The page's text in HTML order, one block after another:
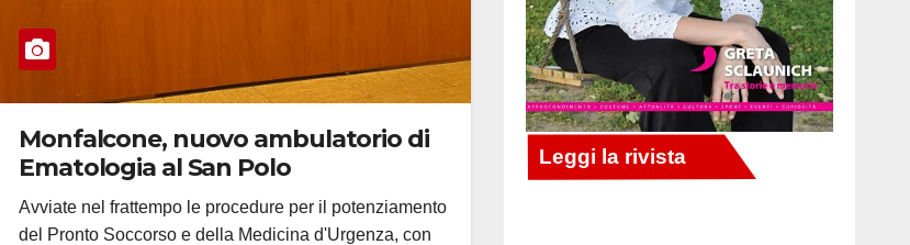
Monfalcone, nuovo ambulatorio di
Ematologia al San Polo
Avviate nel frattempo le procedure per il potenziamento
del Pronto Soccorso e della Medicina d'Urgenza, con